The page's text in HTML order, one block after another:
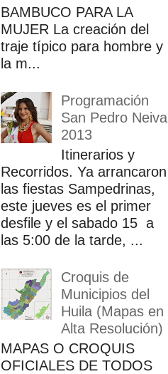
BAMBUCO PARA LA
MUJER La creación del
traje típico para hombre y
la m...
Programación
San Pedro Neiva
2013
Itinerarios y
Recorridos. Ya arrancaron
las fiestas Sampedrinas,
este jueves es el primer
desfile y el sabado 15 a
las 5:00 de la tarde, ...
Croquis de
Municipios del
Huila (Mapas en
Alta Resolución)
MAPAS O CROQUIS
OFICIALES DE TODOS